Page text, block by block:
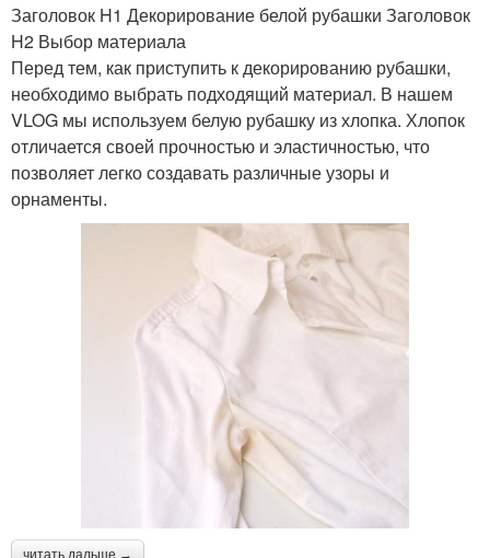
Заголовок H1 Декорирование белой рубашки Заголовок
H2 Выбор материала
Перед тем, как приступить к декорированию рубашки,
необходимо выбрать подходящий материал. В нашем
VLOG мы используем белую рубашку из хлопка. Хлопок
отличается своей прочностью и эластичностью, что
позволяет легко создавать различные узоры и
орнаменты.
читать дальше →